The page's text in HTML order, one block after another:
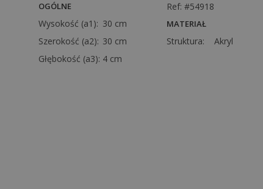
OGÓLNE
Wysokość (a1): 30 cm
Szerokość (a2): 30 cm
Głębokość (a3): 4 cm
Ref: #54918
MATERIAŁ
Struktura: Akryl